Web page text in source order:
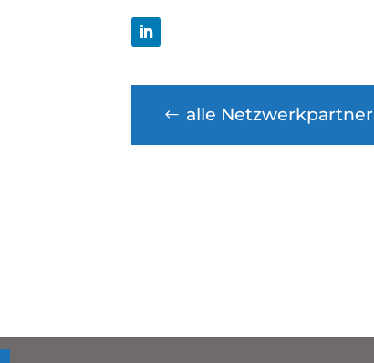
alle Netzwerkpartner